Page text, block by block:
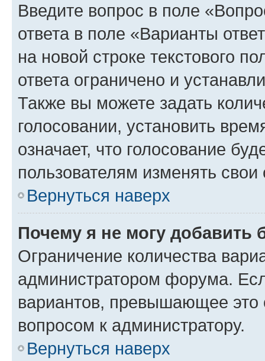
Введите вопрос в поле
ответа в поле «Варианты
на новой строке текстового
ответа ограничено и
Также вы можете задать
голосовании, установить
означает, что голосование
пользователям изменять свои
Вернуться наверх
Почему я не могу добавить
Ограничение количества
администратором форума.
вариантов, превышающее это
вопросом к администратору.
Вернуться наверх